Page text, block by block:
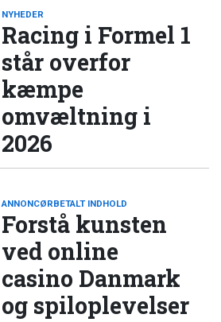
NYHEDER
Racing i Formel 1
står overfor
kæmpe
omvæltning i
2026
ANNONCØRBETALT INDHOLD
Forstå kunsten
ved online
casino Danmark
og spiloplevelser